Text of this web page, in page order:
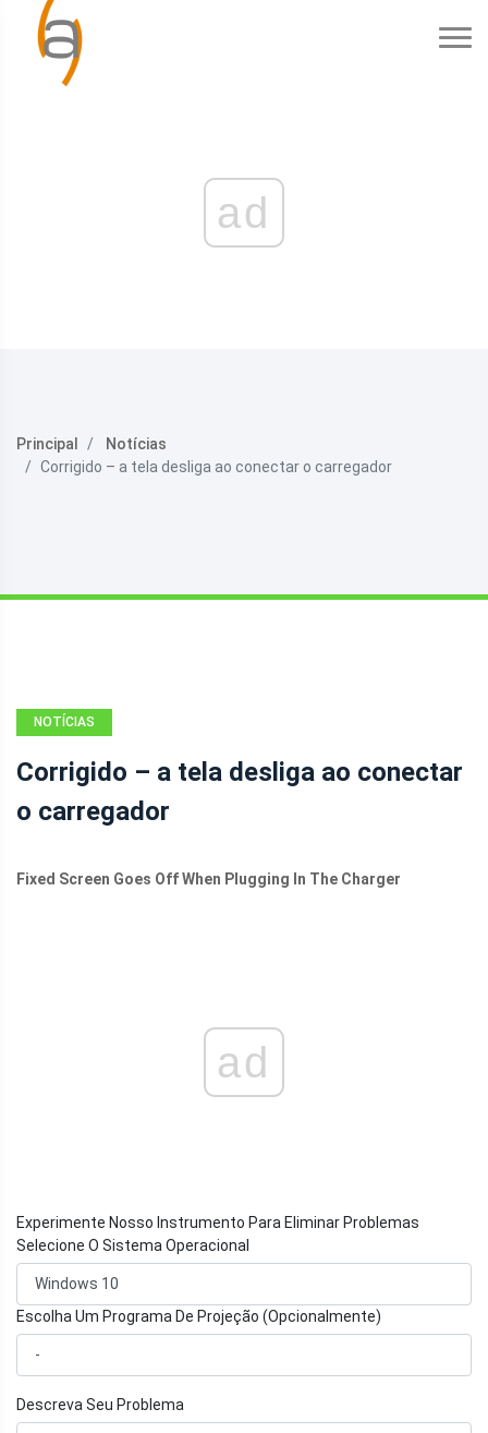
ad
Principal
Notícias
Corrigido – a tela desliga ao conectar o carregador
NOTÍCIAS
Corrigido – a tela desliga ao conectar
o carregador
Fixed Screen Goes Off When Plugging In The Charger
ad
Experimente Nosso Instrumento Para Eliminar Problemas
Selecione O Sistema Operacional
Escolha Um Programa De Projeção (Opcionalmente)
Descreva Seu Problema